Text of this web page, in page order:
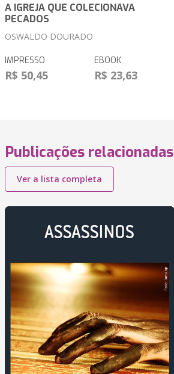
A IGREJA QUE COLECIONAVA
PECADOS
OSWALDO DOURADO
IMPRESSO
R$ 50,45
EBOOK
R$ 23,63
Publicações relacionadas
Ver a lista completa